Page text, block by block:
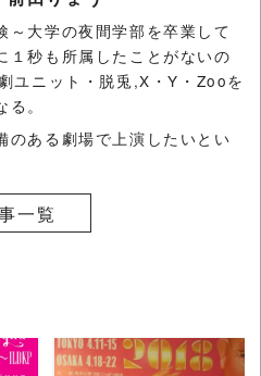
～大学の夜間学部を卒業して
１秒も所属したことがないの
ユニット・脱兎,X・Y・Zooを
。
のある劇場で上演したいとい
一覧